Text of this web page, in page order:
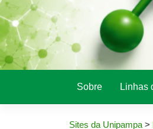
Sobre Linhas
Sites da Unipampa >